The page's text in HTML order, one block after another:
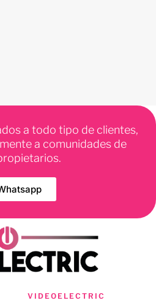
a todo tipo de clientes,
a comunidades de
VIDEOELECTRIC